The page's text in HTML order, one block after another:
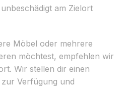
am Zielort
Möbel oder mehrere
möchtest, empfehlen wir
Wir stellen dir einen
Verfügung und